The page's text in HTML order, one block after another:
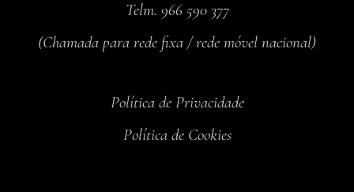
Telm. 966 590 377
(Chamada para rede fixa / rede móvel nacional)
Política de Privacidade
Política de Cookies